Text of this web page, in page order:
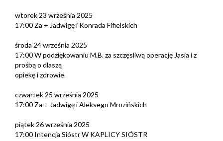
wtorek 23 września 2025
17:00 Za + Jadwigę i Konrada Fifielskich
środa 24 września 2025
17:00 W podziękowaniu M.B. za szczęsliwą operację Jasia i z
prośbą o dlaszą
opiekę i zdrowie.
czwartek 25 września 2025
17:00 Za + Jadwigę i Aleksego Mrozińskich
piątek 26 września 2025
17:00 Intencja Sióstr W KAPLICY SIÓSTR